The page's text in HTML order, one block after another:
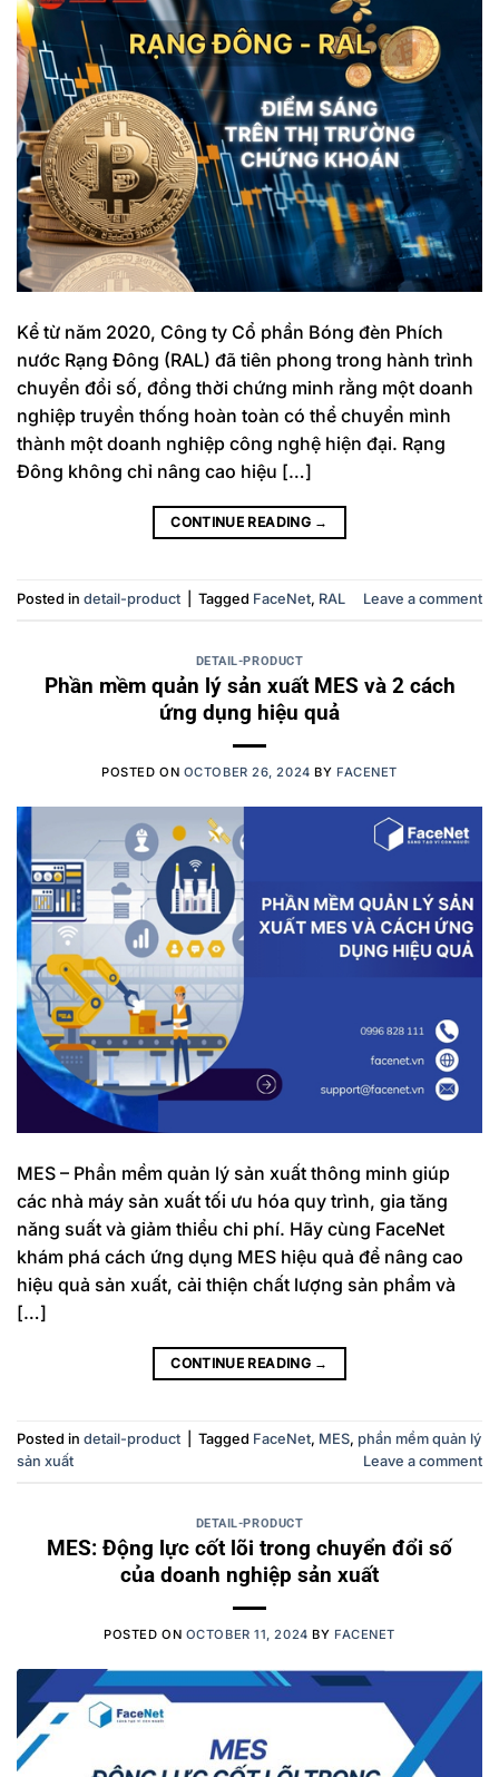
Kể từ năm 2020, Công ty Cổ phần Bóng đèn Phích
nước Rạng Đông (RAL) đã tiên phong trong hành trình
chuyển đổi số, đồng thời chứng minh rằng một doanh
nghiệp truyền thống hoàn toàn có thể chuyển mình
thành một doanh nghiệp công nghệ hiện đại. Rạng
Đông không chỉ nâng cao hiệu […]
CONTINUE READING →
Posted in detail-product Tagged FaceNet, RAL Leave a comment
DETAIL-PRODUCT
Phần mềm quản lý sản xuất MES và 2 cách
ứng dụng hiệu quả
POSTED ON OCTOBER 26, 2024 BY FACENET
MES – Phần mềm quản lý sản xuất thông minh giúp
các nhà máy sản xuất tối ưu hóa quy trình, gia tăng
năng suất và giảm thiểu chi phí. Hãy cùng FaceNet
khám phá cách ứng dụng MES hiệu quả để nâng cao
hiệu quả sản xuất, cải thiện chất lượng sản phẩm và
[…]
CONTINUE READING →
Posted in detail-product Tagged FaceNet, MES, phần mềm quản lý
sản xuất
Leave a comment
DETAIL-PRODUCT
MES: Động lực cốt lõi trong chuyển đổi số
của doanh nghiệp sản xuất
POSTED ON OCTOBER 11, 2024 BY FACENET